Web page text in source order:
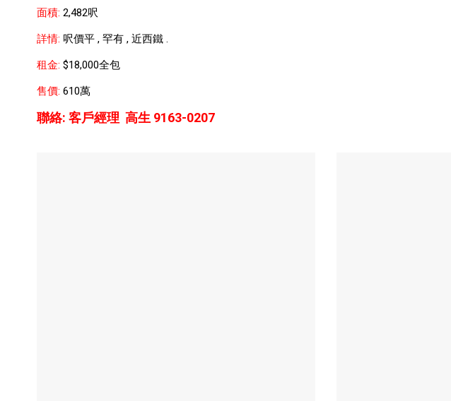
面積: 2,482呎
詳情: 呎價平 , 罕有 , 近西鐵 .
租金: $18,000全包
售價: 610萬
聯絡: 客戶經理 高生 9163-0207